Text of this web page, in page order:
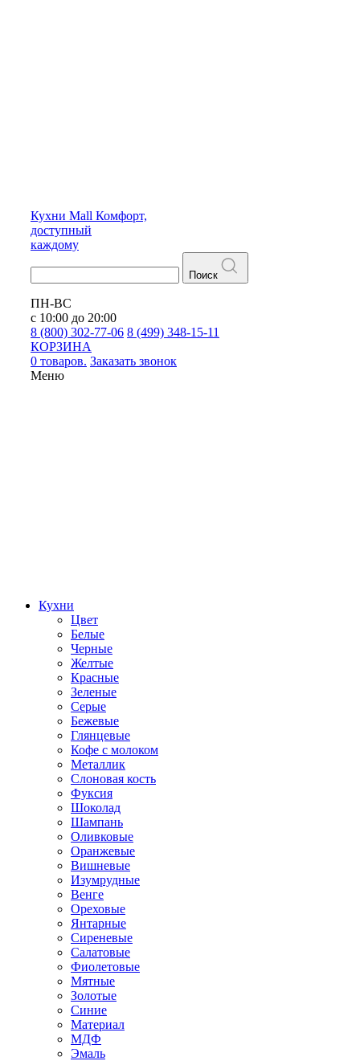
Кухни Mall Комфорт,
доступный
каждому
Поиск
ПН-ВС
с 10:00 до 20:00
8 (800) 302-77-06 8 (499) 348-15-11
КОРЗИНА
0 товаров. Заказать звонок
Меню
Кухни
Цвет
Белые
Черные
Желтые
Красные
Зеленые
Серые
Бежевые
Глянцевые
Кофе с молоком
Металлик
Слоновая кость
Фуксия
Шоколад
Шампань
Оливковые
Оранжевые
Вишневые
Изумрудные
Венге
Ореховые
Янтарные
Сиреневые
Салатовые
Фиолетовые
Мятные
Золотые
Синие
Материал
МДФ
Эмаль